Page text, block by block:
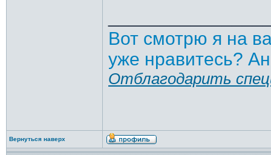
Вот смотрю я на
уже нравитесь?
Отблагодарить
Вернуться наверх